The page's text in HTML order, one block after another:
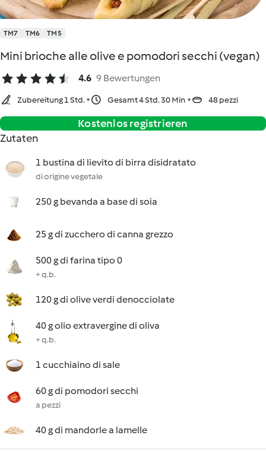
TM7 TM6 TM5
Mini brioche alle olive e pomodori secchi (vegan)
4.6 9 Bewertungen
Zubereitung 1 Std. Gesamt 4 Std. 30 Min 48 pezzi
Kostenlos registrieren
Zutaten
1 bustina di lievito di birra disidratato
di origine vegetale
250 g bevanda a base di soia
25 g di zucchero di canna grezzo
500 g di farina tipo 0
+ q.b.
120 g di olive verdi denocciolate
40 g olio extravergine di oliva
+ q.b.
1 cucchiaino di sale
60 g di pomodori secchi
a pezzi
40 g di mandorle a lamelle